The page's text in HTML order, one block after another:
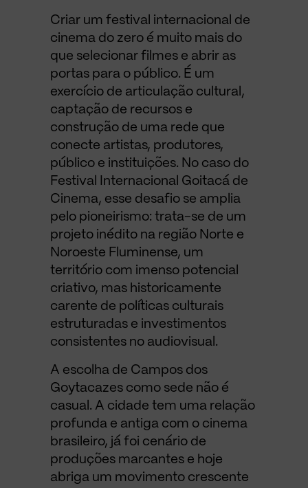
Criar um festival internacional de
cinema do zero é muito mais do
que selecionar filmes e abrir as
portas para o público. É um
exercício de articulação cultural,
captação de recursos e
construção de uma rede que
conecte artistas, produtores,
público e instituições. No caso do
Festival Internacional Goitacá de
Cinema, esse desafio se amplia
pelo pioneirismo: trata-se de um
projeto inédito na região Norte e
Noroeste Fluminense, um
território com imenso potencial
criativo, mas historicamente
carente de políticas culturais
estruturadas e investimentos
consistentes no audiovisual.
A escolha de Campos dos
Goytacazes como sede não é
casual. A cidade tem uma relação
profunda e antiga com o cinema
brasileiro, já foi cenário de
produções marcantes e hoje
abriga um movimento crescente